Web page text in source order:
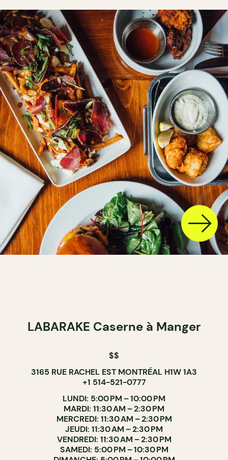
LABARAKE Caserne à Manger
$$
3165 RUE RACHEL EST MONTRÉAL H1W 1A3
+1 514-521-0777
LUNDI: 5:00 PM – 10:00 PM
MARDI: 11:30 AM – 2:30 PM
MERCREDI: 11:30 AM – 2:30 PM
JEUDI: 11:30 AM – 2:30 PM
VENDREDI: 11:30 AM – 2:30 PM
SAMEDI: 5:00 PM – 10:30 PM